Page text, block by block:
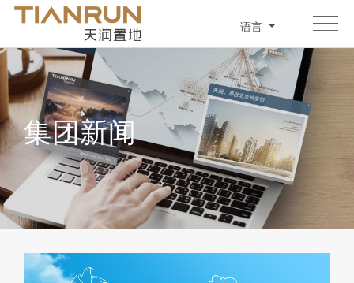
语言
集团新闻